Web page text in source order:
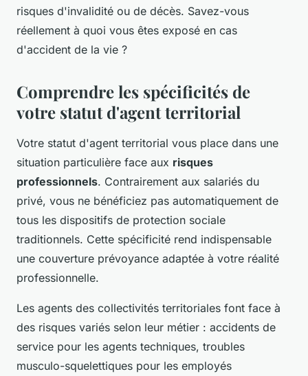
risques d'invalidité ou de décès. Savez-vous
réellement à quoi vous êtes exposé en cas
d'accident de la vie ?
Comprendre les spécificités de
votre statut d'agent territorial
Votre statut d'agent territorial vous place dans une
situation particulière face aux risques
professionnels. Contrairement aux salariés du
privé, vous ne bénéficiez pas automatiquement de
tous les dispositifs de protection sociale
traditionnels. Cette spécificité rend indispensable
une couverture prévoyance adaptée à votre réalité
professionnelle.
Les agents des collectivités territoriales font face à
des risques variés selon leur métier : accidents de
service pour les agents techniques, troubles
musculo-squelettiques pour les employés